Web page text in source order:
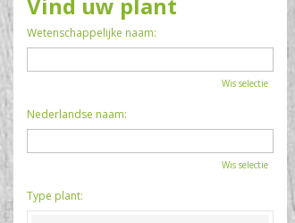
Wetenschappelijke naam:
Wis selectie
Nederlandse naam:
Wis selectie
Type plant: